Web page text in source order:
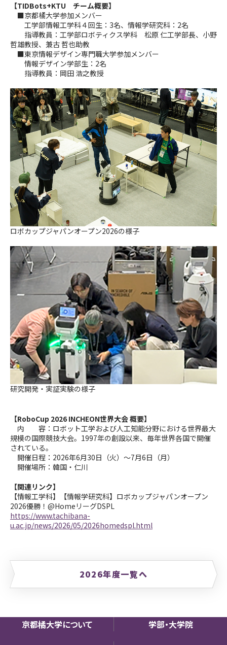
【TIDBots+KTU チーム概要】
■京都橘大学参加メンバー
工学部情報工学科４回生：3名、情報学研究科：2名
指導教員：工学部ロボティクス学科 松原 仁工学部長、小野
哲雄教授、兼古 哲也助教
■東京情報デザイン専門職大学参加メンバー
情報デザイン学部生：2名
指導教員：岡田 浩之教授
ロボカップジャパンオープン2026の様子
研究開発・実証実験の様子
【RoboCup 2026 INCHEON世界大会 概要】
内 容：ロボット工学および人工知能分野における世界最大
規模の国際競技大会。1997年の創設以来、毎年世界各国で開催
されている。
開催日程：2026年6月30日（火）～7月6日（月）
開催場所：韓国・仁川
【関連リンク】
【情報工学科】【情報学研究科】ロボカップジャパンオープン
2026優勝！@HomeリーグDSPL
https://www.tachibana-
u.ac.jp/news/2026/05/2026homedspl.html
2026年度一覧へ
京都橘大学について 学部・大学院